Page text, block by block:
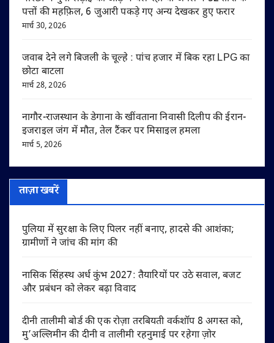
पत्तों की महफ़िल, 6 जुआरी पकड़े गए अन्य देखकर हुए फरार
मार्च 30, 2026
जवाब देने लगे बिजली के चूल्हे : पांच हजार में बिक रहा LPG का
छोटा बाटला
मार्च 28, 2026
नागौर-राजस्थान के डेगाना के खींवताना निवासी दिलीप की ईरान-
इजराइल जंग में मौत, तेल टैंकर पर मिसाइल हमला
मार्च 5, 2026
ताज़ा खबरें
पुलिया में सुरक्षा के लिए पिलर नहीं बनाए, हादसे की आशंका;
ग्रामीणों ने जांच की मांग की
नासिक सिंहस्थ अर्ध कुंभ 2027: तैयारियों पर उठे सवाल, बजट
और प्रबंधन को लेकर बढ़ा विवाद
दीनी तालीमी बोर्ड की एक रोज़ा तरबियती वर्कशॉप 8 अगस्त को,
मु’अल्लिमीन की दीनी व तालीमी रहनुमाई पर रहेगा ज़ोर